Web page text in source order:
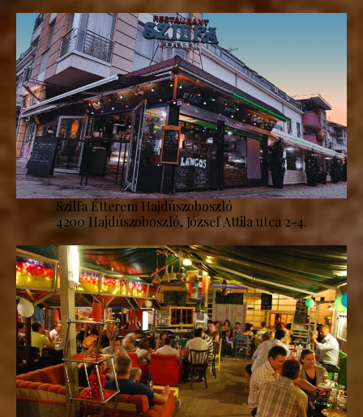
Szilfa Étterem Hajdúszoboszló
4200 Hajdúszoboszló, József Attila utca 2-4.